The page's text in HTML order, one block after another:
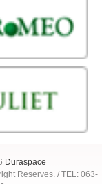
Duraspace
Reserves. / TEL: 063-